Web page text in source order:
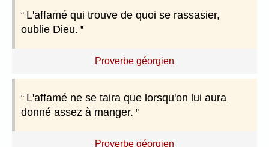
L'affamé qui trouve de quoi se rassasier,
oublie Dieu.
Proverbe géorgien
L'affamé ne se taira que lorsqu'on lui aura
donné assez à manger.
Proverbe géorgien